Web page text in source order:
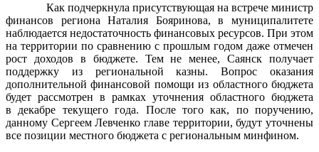
Как подчеркнула присутствующая на встрече министр
финансов региона Наталия Бояринова, в муниципалитете
наблюдается недостаточность финансовых ресурсов. При этом
на территории по сравнению с прошлым годом даже отмечен
рост доходов в бюджете. Тем не менее, Саянск получает
поддержку из региональной казны. Вопрос оказания
дополнительной финансовой помощи из областного бюджета
будет рассмотрен в рамках уточнения областного бюджета
в декабре текущего года. После того как, по поручению,
данному Сергеем Левченко главе территории, будут уточнены
все позиции местного бюджета с региональным минфином.